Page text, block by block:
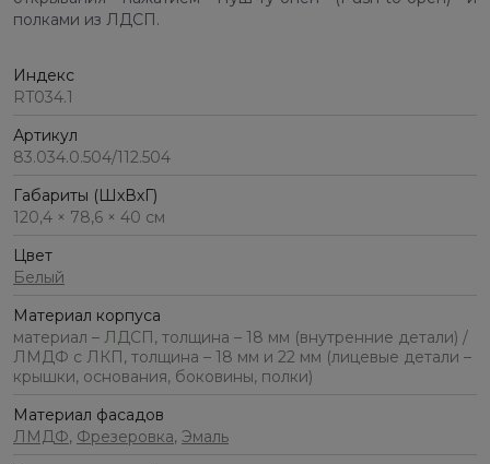
полками из ЛДСП.
Индекс
RT034.1
Артикул
83.034.0.504/112.504
Габариты (ШхВхГ)
120,4 × 78,6 × 40 см
Цвет
Белый
Материал корпуса
материал – ЛДСП, толщина – 18 мм (внутренние детали) /
ЛМДФ с ЛКП, толщина – 18 мм и 22 мм (лицевые детали –
крышки, основания, боковины, полки)
Материал фасадов
ЛМДФ, Фрезеровка, Эмаль